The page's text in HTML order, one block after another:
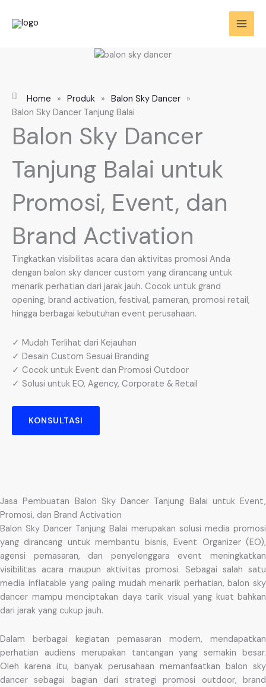
Home » Produk » Balon Sky Dancer
»
Balon Sky Dancer Tanjung Balai
Balon Sky Dancer
Tanjung Balai untuk
Promosi, Event, dan
Brand Activation
Tingkatkan visibilitas acara dan aktivitas promosi Anda
dengan balon sky dancer custom yang dirancang untuk
menarik perhatian dari jarak jauh. Cocok untuk grand
opening, brand activation, festival, pameran, promosi retail,
hingga berbagai kebutuhan event perusahaan.
✓ Mudah Terlihat dari Kejauhan
✓ Desain Custom Sesuai Branding
✓ Cocok untuk Event dan Promosi Outdoor
✓ Solusi untuk EO, Agency, Corporate & Retail
KONSULTASI
Jasa Pembuatan Balon Sky Dancer Tanjung Balai untuk Event,
Promosi, dan Brand Activation
Balon Sky Dancer Tanjung Balai merupakan solusi media promosi
yang dirancang untuk membantu bisnis, Event Organizer (EO),
agensi pemasaran, dan penyelenggara event meningkatkan
visibilitas acara maupun aktivitas promosi. Sebagai salah satu
media inflatable yang paling mudah menarik perhatian, balon sky
dancer mampu menciptakan daya tarik visual yang kuat bahkan
dari jarak yang cukup jauh.
Dalam berbagai kegiatan pemasaran modern, mendapatkan
perhatian audiens merupakan tantangan yang semakin besar.
Oleh karena itu, banyak perusahaan memanfaatkan balon sky
dancer sebagai bagian dari strategi promosi outdoor, brand